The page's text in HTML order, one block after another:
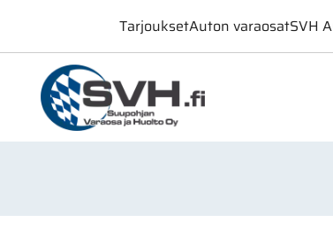
TarjouksetAuton varaosatSVH